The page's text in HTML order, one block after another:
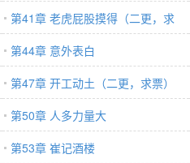
持）
第41章 老虎屁股摸得（二更，求
票）
第44章 意外表白
第47章 开工动土（二更，求票）
第50章 人多力量大
第53章 崔记酒楼